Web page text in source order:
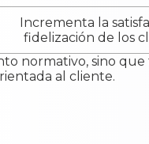
Incrementa la
fidelización de los
normativo, sino
al cliente.